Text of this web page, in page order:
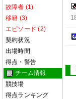
故障者 (1)
移籍 (3)
エピソード (2)
契約状況
出場時間
得点・警告
チーム情報
競技場
得点ランキング